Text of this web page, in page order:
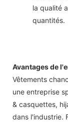
la qualité
quantités.
Avantages de
Vêtements
une entreprise
& casquettes,
dans l'industrie.